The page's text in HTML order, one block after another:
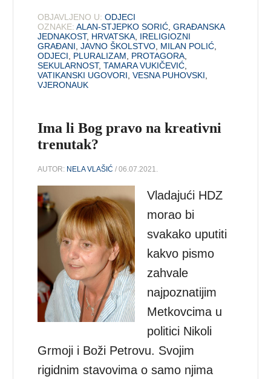
OBJAVLJENO U: ODJECI
OZNAKE: ALAN-STJEPKO SORIĆ ,GRAĐANSKA
JEDNAKOST, HRVATSKA IRELIGIOZNI
GRAĐANI ,JAVNO ŠKOLSTVO MILAN POLIĆ
ODJECI
PLURALIZAM PROTAGORA
SEKULARNOST,TAMARA VUKIČEVIĆ
VATIKANSKI UGOVORI ,VESNA PUHOVSKI
VJERONAUK
Ima li Bog pravo na kreativni
trenutak?
AUTOR: NELA VLAŠIĆ / 06.07.2021.
Vladajući HDZ
morao bi
svakako uputiti
kakvo pismo
zahvale
najpoznatijim
Metkovcima u
politici Nikoli
Grmoji i Boži Petrovu. Svojim
rigidnim stavovima o samo njima